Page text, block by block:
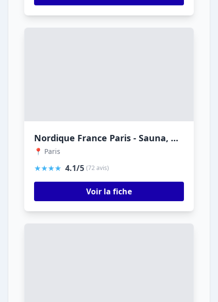
Nordique France Paris - Sauna, Hammam & Spa
📍 Paris
★★★★ 4.1/5 (72 avis)
Voir la fiche